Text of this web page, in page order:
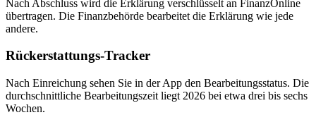
Nach Abschluss wird die Erklärung verschlüsselt an FinanzOnline
übertragen. Die Finanzbehörde bearbeitet die Erklärung wie jede
andere.
Rückerstattungs-Tracker
Nach Einreichung sehen Sie in der App den Bearbeitungsstatus. Die
durchschnittliche Bearbeitungszeit liegt 2026 bei etwa drei bis sechs
Wochen.